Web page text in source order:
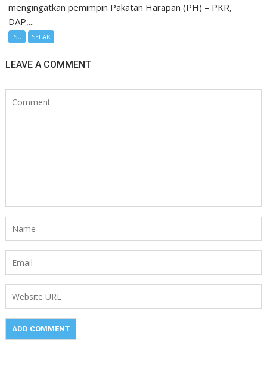
mengingatkan pemimpin Pakatan Harapan (PH) – PKR,
DAP,...
ISU SELAK
LEAVE A COMMENT